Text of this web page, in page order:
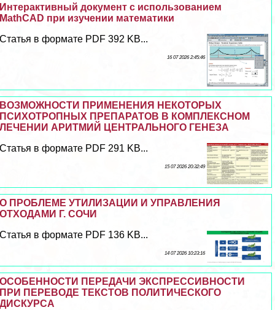
Интеpaктивный документ с использованием
MathCAD при изучении математики
Статья в формате PDF 392 KB...
16 07 2026 2:45:46
ВОЗМОЖНОСТИ ПРИМЕНЕНИЯ НЕКОТОРЫХ
ПСИХОТРОПНЫХ ПРЕПАРАТОВ В КОМПЛЕКСНОМ
ЛЕЧЕНИИ АРИТМИЙ ЦЕНТРАЛЬНОГО ГЕНЕЗА
Статья в формате PDF 291 KB...
15 07 2026 20:32:49
О ПРОБЛЕМЕ УТИЛИЗАЦИИ И УПРАВЛЕНИЯ
ОТХОДАМИ Г. СОЧИ
Статья в формате PDF 136 KB...
14 07 2026 10:23:16
ОСОБЕННОСТИ ПЕРЕДАЧИ ЭКСПРЕССИВНОСТИ
ПРИ ПЕРЕВОДЕ ТЕКСТОВ ПОЛИТИЧЕСКОГО
ДИСКУРСА